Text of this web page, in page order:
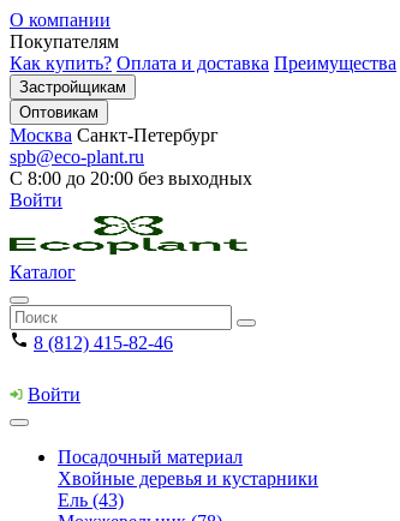
О компании
Покупателям
Как купить? Оплата и доставка Преимущества
Застройщикам
Оптовикам
Москва Санкт-Петербург
spb@eco-plant.ru
С 8:00 до 20:00 без выходных
Войти
Каталог
8 (812) 415-82-46
Войти
Посадочный материал
Хвойные деревья и кустарники
Ель (43)